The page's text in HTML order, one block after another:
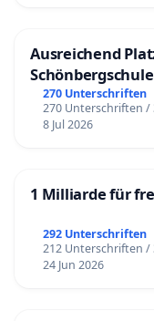
Ausreichend
Schönbergschule
270 Unterschriften
270 Unterschriften /
8 Jul 2026
1 Milliarde für
292 Unterschriften
212 Unterschriften /
24 Jun 2026